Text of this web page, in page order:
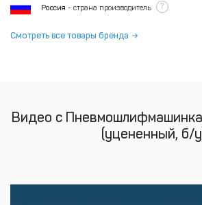
Россия - страна производитель ?
Смотреть все товары бренда
Видео с Пневмошлифмашинка
(уцененный, б/